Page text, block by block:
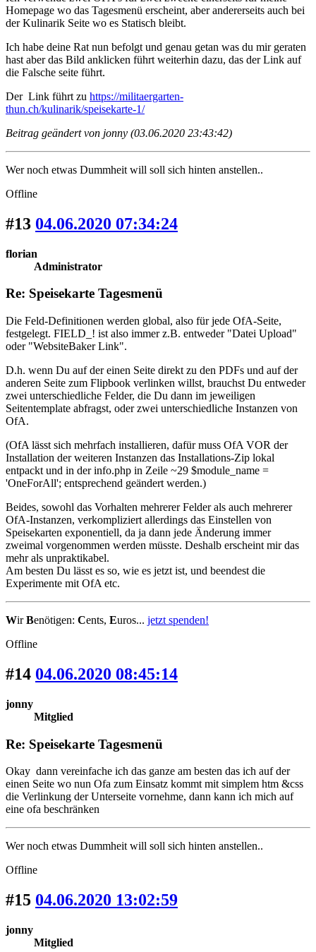
Homepage wo das Tagesmenü erscheint, aber andererseits auch bei
der Kulinarik Seite wo es Statisch bleibt.
Ich habe deine Rat nun befolgt und genau getan was du mir geraten
hast aber das Bild anklicken führt weiterhin dazu, das der Link auf
die Falsche seite führt.
Der Link führt zu https://militaergarten-
thun.ch/kulinarik/speisekarte-1/
Beitrag geändert von jonny (03.06.2020 23:43:42)
Wer noch etwas Dummheit will soll sich hinten anstellen..
Offline
#13 04.06.2020 07:34:24
florian
Administrator
Re: Speisekarte Tagesmenü
Die Feld-Definitionen werden global, also für jede OfA-Seite,
festgelegt. FIELD_! ist also immer z.B. entweder "Datei Upload"
oder "WebsiteBaker Link".
D.h. wenn Du auf der einen Seite direkt zu den PDFs und auf der
anderen Seite zum Flipbook verlinken willst, brauchst Du entweder
zwei unterschiedliche Felder, die Du dann im jeweiligen
Seitentemplate abfragst, oder zwei unterschiedliche Instanzen von
OfA.
(OfA lässt sich mehrfach installieren, dafür muss OfA VOR der
Installation der weiteren Instanzen das Installations-Zip lokal
entpackt und in der info.php in Zeile ~29 $module_name =
'OneForAll'; entsprechend geändert werden.)
Beides, sowohl das Vorhalten mehrerer Felder als auch mehrerer
OfA-Instanzen, verkompliziert allerdings das Einstellen von
Speisekarten exponentiell, da ja dann jede Änderung immer
zweimal vorgenommen werden müsste. Deshalb erscheint mir das
mehr als unpraktikabel.
Am besten Du lässt es so, wie es jetzt ist, und beendest die
Experimente mit OfA etc.
WirBenötigen: Cents, Euros... jetzt spenden!
Offline
#14 04.06.2020 08:45:14
jonny
Mitglied
Re: Speisekarte Tagesmenü
Okay dann vereinfache ich das ganze am besten das ich auf der
einen Seite wo nun Ofa zum Einsatz kommt mit simplem htm &css
die Verlinkung der Unterseite vornehme, dann kann ich mich auf
eine ofa beschränken
Wer noch etwas Dummheit will soll sich hinten anstellen..
Offline
#15 04.06.2020 13:02:59
jonny
Mitglied